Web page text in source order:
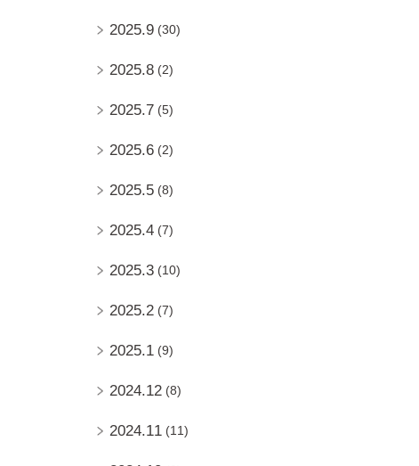
2025.9 (30)
2025.8 (2)
2025.7 (5)
2025.6 (2)
2025.5 (8)
2025.4 (7)
2025.3 (10)
2025.2 (7)
2025.1 (9)
2024.12 (8)
2024.11 (11)